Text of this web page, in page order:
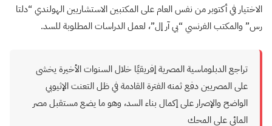
الاختيار في أكتوبر من نفس العام على المكتبين الاستشاريين الهولندي “دلتا
رس” والمكتب الفرنسي “بي آر إل”، لعمل الدراسات المطلوبة للسد.
تراجع الدبلوماسية المصرية إفريقيًا خلال السنوات الأخيرة يخشى
على المصريين دفع ثمنه الفترة القادمة في ظل التعنت الإثيوبي
الواضح والإصرار على إكمال بناء السد، وهو ما يضع مستقبل مصر
المائي على المحك